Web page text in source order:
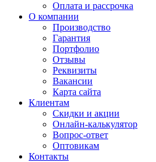
Оплата и рассрочка
О компании
Производство
Гарантия
Портфолио
Отзывы
Реквизиты
Вакансии
Карта сайта
Клиентам
Скидки и акции
Онлайн-калькулятор
Вопрос-ответ
Оптовикам
Контакты